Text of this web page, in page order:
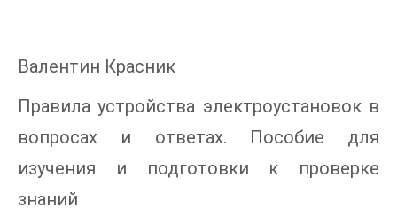
Валентин Красник
Правила устройства электроустановок в
вопросах и ответах. Пособие для
изучения и подготовки к проверке
знаний